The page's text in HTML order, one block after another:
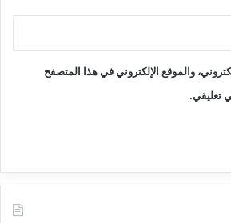
والموقع الإلكتروني في هذا المتصفح
تعليقي.